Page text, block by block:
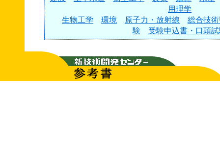
用理学
生物工学
環境 原子力・放射線
総合技
験
受験申込書・口頭